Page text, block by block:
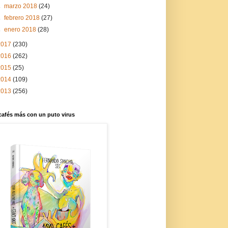
marzo 2018(24)
febrero 2018(27)
enero 2018(28)
(230)
(262)
(25)
(109)
(256)
más con un puto virus